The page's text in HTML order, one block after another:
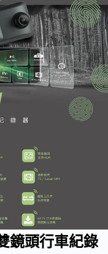
鏡頭行車紀錄